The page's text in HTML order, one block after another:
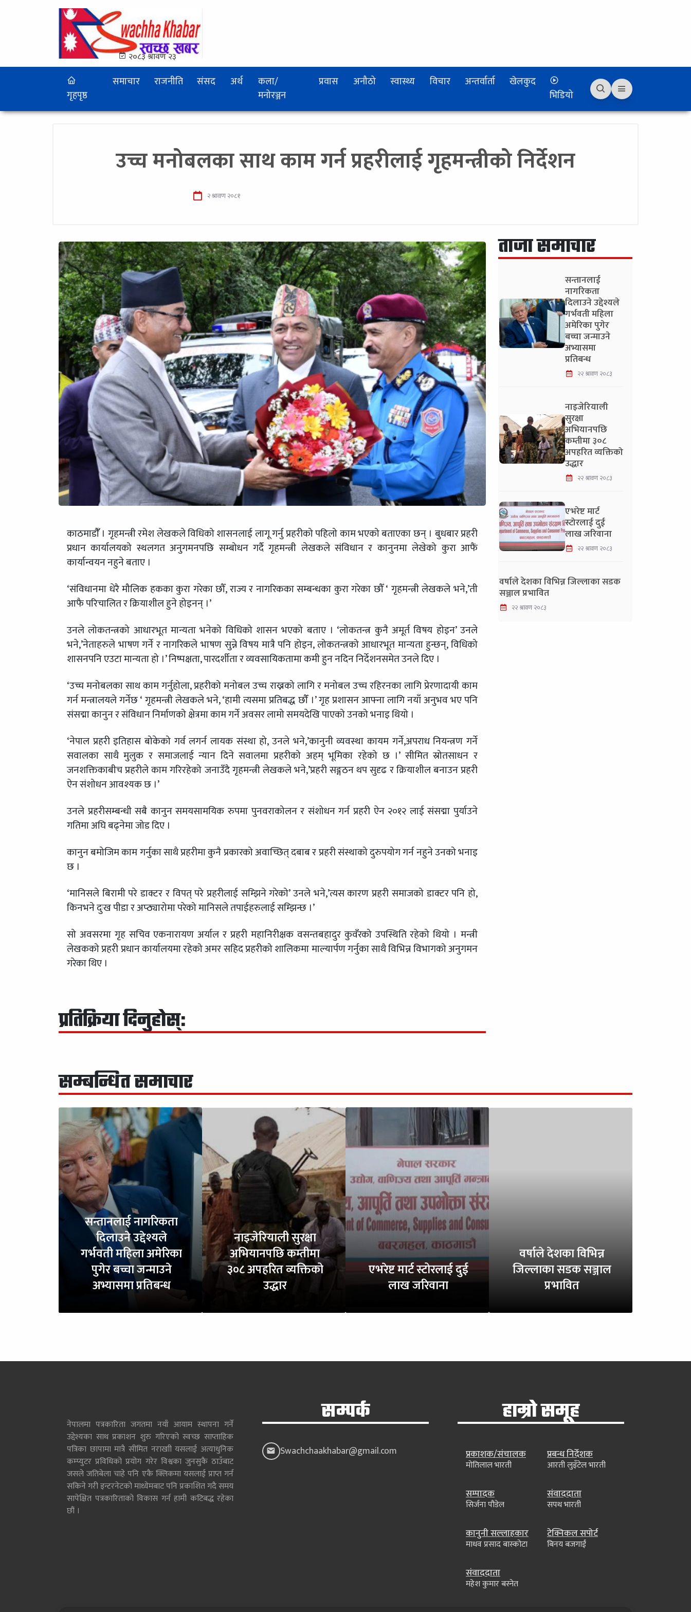
२०८३ श्रावण २३
गृहपृष्ठ
समाचार राजनीति संसद अर्थ
कला/
मनोरञ्जन
प्रवास अनौठो स्वास्थ्य विचार अन्तर्वार्ता
खेलकुद
भिडियो
उच्च मनोबलका साथ काम गर्न प्रहरीलाई गृहमन्त्रीको निर्देशन
२ श्रावण २०८१
काठमाडौंँ । गृहमन्त्री रमेश लेखकले विधिको शासनलाई लागू गर्नु प्रहरीको पहिलो काम भएको बताएका छन् । बुधबार प्रहरी
प्रधान कार्यालयको स्थलगत अनुगमनपछि सम्बोधन गर्दै गृहमन्त्री लेखकले संविधान र कानुनमा लेखेको कुरा आफैं
कार्यान्वयन नहुने बताए ।
‘संविधानमा धेरै मौलिक हकका कुरा गरेका छौँ, राज्य र नागरिकका सम्बन्धका कुरा गरेका छौँ ‘ गृहमन्त्री लेखकले भने,’ती
आफै परिचालित र क्रियाशील हुने होइनन् ।’
उनले लोकतन्त्रको आधारभूत मान्यता भनेको विधिको शासन भएको बताए । ‘लोकतन्त्र कुनै अमूर्त विषय होइन’ उनले
भने,’नेताहरुले भाषण गर्ने र नागरिकले भाषण सुन्ने विषय मात्रै पनि होइन, लोकतन्त्रको आधारभूत मान्यता हुन्छन्, विधिको
शासनपनि एउटा मान्यता हो ।’ निष्पक्षता, पारदर्शीता र व्यवसायिकतामा कमी हुन नदिन निर्देशनसमेत उनले दिए ।
‘उच्च मनोबलका साथ काम गर्नुहोला, प्रहरीको मनोबल उच्च राख्नको लागि र मनोबल उच्च रहिरनका लागि प्रेरणादायी काम
गर्न मन्त्रालयले गर्नेछ ‘ गृहमन्त्री लेखकले भने, ‘हामी त्यसमा प्रतिबद्ध छौँं ।’ गृह प्रशासन आफ्ना लागि नयाँ अनुभव भए पनि
संसद्मा कानुन र संविधान निर्माणको क्षेत्रमा काम गर्ने अवसर लामो समयदेखि पाएको उनको भनाइ थियो ।
‘नेपाल प्रहरी इतिहास बोकेको गर्व लगर्न लायक संस्था हो, उनले भने,’कानुनी व्यवस्था कायम गर्ने,अपराध नियन्त्रण गर्ने
सवालका साथै मुलुक र समाजलाई न्यान दिने सवालमा प्रहरीको अहम् भूमिका रहेको छ ।’ सीमित स्रोतसाधन र
जनशक्तिकाबीच प्रहरीले काम गरिरहेको जनाउँदै गृहमन्त्री लेखकले भने,’प्रहरी सङ्गठन थप सुदृढ र क्रियाशील बनाउन प्रहरी
ऐन संशोधन आवश्यक छ ।’
उनले प्रहरीसम्बन्धी सबै कानुन समयसामयिक रुपमा पुनवराकोलन र संशोधन गर्न प्रहरी ऐन २०१२ लाई संसद्मा पुर्याउने
गतिमा अघि बढ्नेमा जोड दिए ।
कानुन बमोजिम काम गर्नुका साथै प्रहरीमा कुनै प्रकारको अवाच्छित् दबाब र प्रहरी संस्थाको दुरुपयोग गर्न नहुने उनको भनाइ
छ ।
‘मानिसले बिरामी परे डाक्टर र विपत् परे प्रहरीलाई सम्झिने गरेको’ उनले भने,’त्यस कारण प्रहरी समाजको डाक्टर पनि हो,
किनभने दुःख पीडा र अप्ठ्यारोमा परेको मानिसले तपाईहरुलाई सम्झिन्छ ।’
सो अवसरमा गृह सचिव एकनारायण अर्याल र प्रहरी महानिरीक्षक वसन्तबहादुर कुवँरको उपस्थिति रहेको थियो । मन्त्री
लेखकको प्रहरी प्रधान कार्यालयमा रहेको अमर सहिद प्रहरीको शालिकमा माल्यार्पण गर्नुका साथै विभिन्न विभागको अनुगमन
गरेका थिए ।
प्रतिक्रिया दिनुहोस्:
ताजा समाचार
सन्तानलाई
नागरिकता
दिलाउने उद्देश्यले
गर्भवती महिला
अमेरिका पुगेर
बच्चा जन्माउने
अभ्यासमा
प्रतिबन्ध
२२ श्रावण २०८३
नाइजेरियाली
सुरक्षा
अभियानपछि
कम्तीमा ३०८
अपहरित व्यक्तिको
उद्धार
२२ श्रावण २०८३
एभरेष्ट मार्ट
स्टोरलाई दुई
लाख जरिवाना
२२ श्रावण २०८३
वर्षाले देशका विभिन्न जिल्लाका सडक
सञ्जाल प्रभावित
२२ श्रावण २०८३
सम्बन्धित समाचार
सन्तानलाई नागरिकता
दिलाउने उद्देश्यले
गर्भवती महिला अमेरिका
पुगेर बच्चा जन्माउने
अभ्यासमा प्रतिबन्ध
नाइजेरियाली सुरक्षा
अभियानपछि कम्तीमा
३०८ अपहरित व्यक्तिको
उद्धार
एभरेष्ट मार्ट स्टोरलाई दुई
लाख जरिवाना
वर्षाले देशका विभिन्न
जिल्लाका सडक सञ्जाल
प्रभावित
नेपालमा पत्रकारिता जगतमा नयाँ आयाम स्थापना गर्ने
उद्देश्यका साथ प्रकाशन शुरु गरिएको स्वच्छ साप्ताहिक
पत्रिका छापामा मात्रै सीमित नराखाी यसलाई अत्याधुनिक
कम्प्युटर प्रविधिको प्रयोग गरेर विश्वका जुनसुकै ठाउँबाट
जसले जतिबेला चाहे पनि एकै क्लिकमा यसलाई प्राप्त गर्न
सकिने गरी इन्टरनेटको माध्येमबाट पनि प्रकाशित गदै समय
सापेक्षित पत्रकारिताको विकास गर्न हामी कटिबद्ध रहेका
छौं ।
सम्पर्क
Swachchaakhabar@gmail.com
हाम्रो समूह
प्रकाशक/संचालक
मोतिलाल भारती
प्रबन्ध निर्देशक
आरती लुइँटेल भारती
सम्पादक
सिर्जना पौडेल
संवाददाता
सपथ भारती
कानुनी सल्लाहकार
माधव प्रसाद बास्कोटा
टेक्निकल सपोर्ट
बिनय बजगाईं
संवाददाता
महेश कुमार बस्नेत